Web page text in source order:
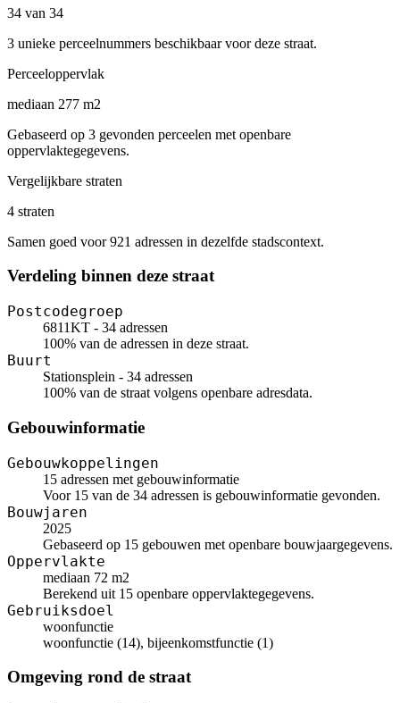
34 van 34
3 unieke perceelnummers beschikbaar voor deze straat.
Perceeloppervlak
mediaan 277 m2
Gebaseerd op 3 gevonden perceelen met openbare
oppervlaktegegevens.
Vergelijkbare straten
4 straten
Samen goed voor 921 adressen in dezelfde stadscontext.
Verdeling binnen deze straat
Postcodegroep
6811KT - 34 adressen
100% van de adressen in deze straat.
Buurt
Stationsplein - 34 adressen
100% van de straat volgens openbare adresdata.
Gebouwinformatie
Gebouwkoppelingen
15 adressen met gebouwinformatie
Voor 15 van de 34 adressen is gebouwinformatie gevonden.
Bouwjaren
2025
Gebaseerd op 15 gebouwen met openbare bouwjaargegevens.
Oppervlakte
mediaan 72 m2
Berekend uit 15 openbare oppervlaktegegevens.
Gebruiksdoel
woonfunctie
woonfunctie (14), bijeenkomstfunctie (1)
Omgeving rond de straat